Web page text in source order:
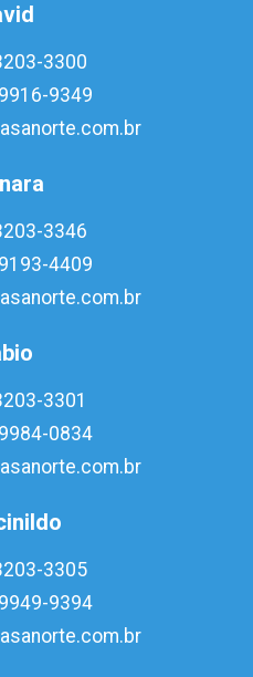
3300
9349
3346
4409
3301
0834
3305
9394